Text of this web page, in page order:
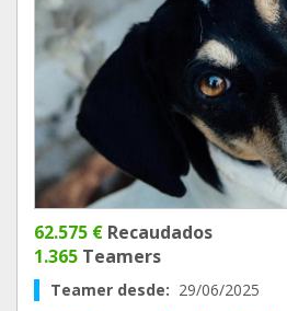
62.575 € Recaudados
1.365 Teamers
Teamer desde: 29/06/2025